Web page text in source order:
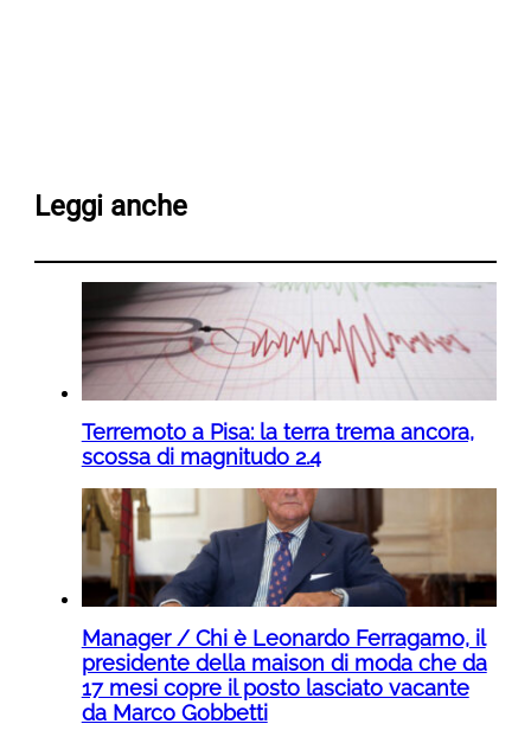
Leggi anche
Terremoto a Pisa: la terra trema ancora,
scossa di magnitudo 2.4
Manager / Chi è Leonardo Ferragamo, il
presidente della maison di moda che da
17 mesi copre il posto lasciato vacante
da Marco Gobbetti